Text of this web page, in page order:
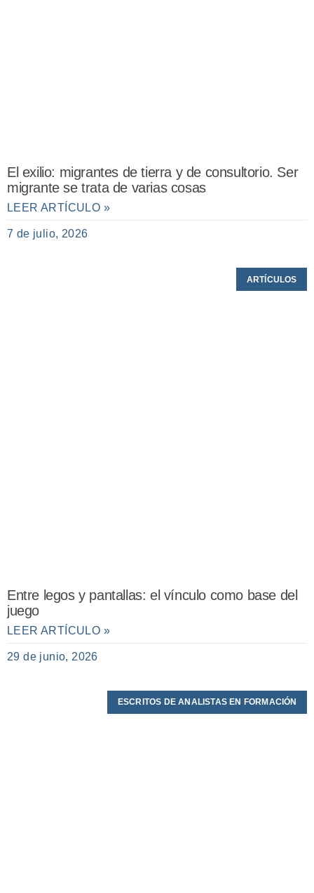
El exilio: migrantes de tierra y de consultorio. Ser
migrante se trata de varias cosas
LEER ARTÍCULO »
7 de julio, 2026
ARTÍCULOS
Entre legos y pantallas: el vínculo como base del
juego
LEER ARTÍCULO »
29 de junio, 2026
ESCRITOS DE ANALISTAS EN FORMACIÓN